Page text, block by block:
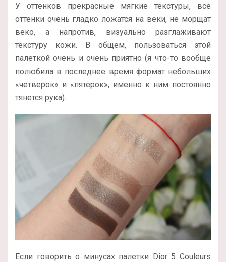
У оттенков прекрасные мягкие текстуры, все
оттенки очень гладко ложатся на веки, не морщат
веко, а напротив, визуально разглаживают
текстуру кожи. В общем, пользоваться этой
палеткой очень и очень приятно (я что-то вообще
полюбила в последнее время формат небольших
«четверок» и «пятерок», именно к ним постоянно
тянется рука).
Если говорить о минусах палетки Dior 5 Couleurs